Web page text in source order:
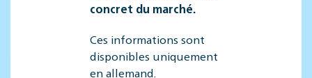
concret du marché.
Ces informations sont
disponibles uniquement
en allemand.